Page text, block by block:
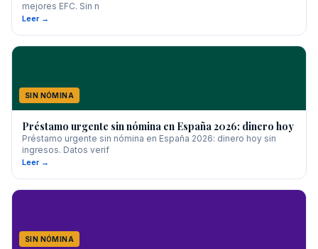
mejores EFC. Sin n
Leer →
SIN NÓMINA
Préstamo urgente sin nómina en España 2026: dinero hoy
Préstamo urgente sin nómina en España 2026: dinero hoy sin
ingresos. Datos verif
Leer →
SIN NÓMINA